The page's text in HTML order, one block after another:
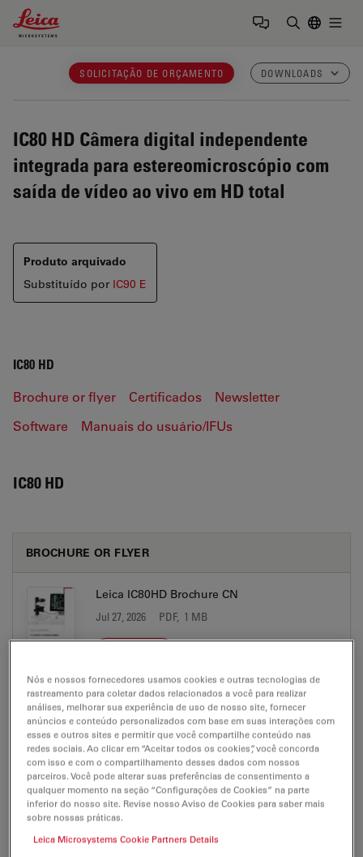
Leica Microsystems Logo
SOLICITAÇÃO DE ORÇAMENTO DOWNLOADS
IC80 HD Câmera digital independente
integrada para estereomicroscópio com
saída de vídeo ao vivo em HD total
Produto arquivado
Substituído por IC90 E
IC80 HD
Brochure or flyer Certificados
Newsletter
Software
Manuais do usuário/IFUs
IC80 HD
BROCHURE OR FLYER
Leica IC80HD Brochure CN
Jul 27, 2026 PDF, 1 MB
Leica IC80HD Brochure DE
Jul 27, 2026 PDF, 1 MB
DOWNLOAD
Leica IC80HD Brochure EN
Jul 27, 2026
Nós e nossos fornecedores usamos cookies e outras tecnologias de
rastreamento para coletar dados relacionados a você para realizar
análises, melhorar sua experiência de uso de nosso site, fornecer
anúncios e conteúdo personalizados com base em suas interações com
esses e outros sites e permitir que você compartilhe conteúdo nas
redes sociais. Ao clicar em “Aceitar todos os cookies”, você concorda
com isso e com o compartilhamento desses dados com nossos
parceiros. Você pode alterar suas preferências de consentimento a
qualquer momento na seção “Configurações de Cookies” na parte
inferior do nosso site. Revise nosso Aviso de Cookies para saber mais
sobre nossas práticas.
Leica Microsystems Cookie Partners Details